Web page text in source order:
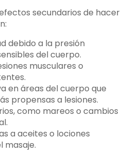
secundarios de hacer
debido a la presión
del cuerpo.
musculares o
en áreas del cuerpo que
propensas a lesiones.
como mareos o cambios
a aceites o lociones
masaje.